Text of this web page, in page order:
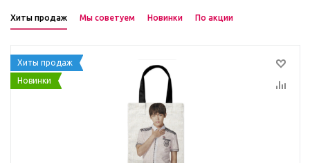
Хиты продаж Мы советуем Новинки По акции
Хиты продаж
Новинки